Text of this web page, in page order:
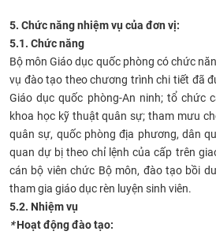
5. Chức năng nhiệm vụ của đơn vị:
5.1. Chức năng
Bộ môn Giáo dục quốc phòng có chức
vụ đào tạo theo chương trình chi tiết đã
Giáo dục quốc phòng-An ninh; tổ chức
khoa học kỹ thuật quân sự; tham mưu
quân sự, quốc phòng địa phương, dân
quan dự bị theo chỉ lệnh của cấp trên
cán bộ viên chức Bộ môn, đào tạo bồi
tham gia giáo dục rèn luyện sinh viên.
5.2. Nhiệm vụ
*Hoạt động đào tạo: